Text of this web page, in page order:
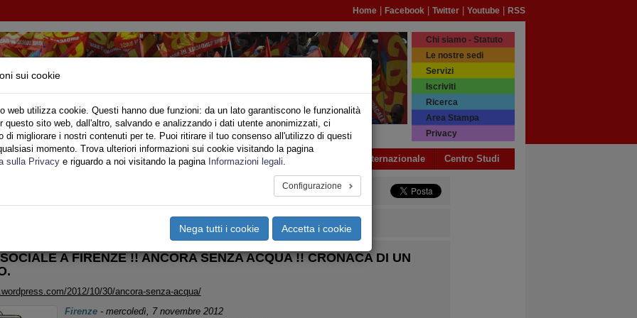
Home Facebook Twitter Youtube RSS
INQUILINI E ABITANTI
Chi siamo - Statuto
Le nostre sedi
Servizi
Iscriviti
Ricerca
Area Stampa
Privacy
Privato Territori Sociale Speciali Multimedia Internazionale Centro Studi
A FIRENZE !! ANCORA SENZA ACQUA !! CRONACA DI UN
2012/10/30/ancora-senza-acqua/
Firenze- mercoledì, 7 novembre 2012
sui cookie
web utilizza cookie. Questi hanno due funzioni: da un lato garantiscono le funzionalità
questo sito web, dall'altro, salvando e analizzando i dati utente anonimizzati, ci
di migliorare i nostri contenuti per te. Puoi ritirare il tuo consenso all'utilizzo di questi
momento. Trova ulteriori informazioni sui cookie visitando la pagina
sulla Privacy e riguardo a noi visitando la pagina Informazioni legali.
Configurazione
Nega tutti i cookie Accetta i cookie